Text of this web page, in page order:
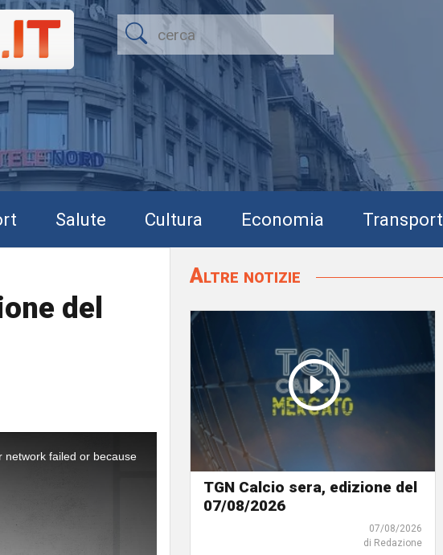
Salute Cultura Economia Transport
del
failed or because
Altre notizie
TGN Calcio sera, edizione del
07/08/2026
07/08/2026
di Redazione